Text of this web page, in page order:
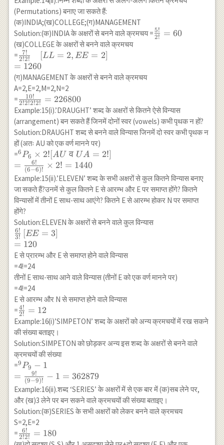
5)!5!} +\frac{7!}{(7-
6)!6!}+\frac{7!}{(7-
7)!7!} \\ =\frac{7
\times 6!}{6!}+\frac{7
\times 6 \times 5!}
{5!\times 2!}+\frac{7
\times 6 \times 5 \times
4!}{4!\times 3 \times 2
\times 4} +\frac{7
\times 6 \times 5 \times
4!}{3 \times 2 \times 1
\times 4!}+\frac{7
\times 6 \times 5!}
{2!\times 5!}+\frac{7
\times 6!}
{1!6!}+\frac{7!}{7!} \\
=7+21+35+35+21+7+1
\\ =127
(Permutations) बनाए जा सकते हैं:
(क)INDIA;(ख)COLLEGE;(ग)MANAGEMENT
Solution:(क)INDIA के अक्षरों से बनने वाले क्रमचय =\frac{5!}
2!
5! = 60
(ख)COLLEGE के अक्षरों से बनने वाले क्रमचय
=\frac{7!}
{2!2!}
\quad[L
L=2, E
E=2] \\
=1260
2!2!
7! [LL = 2, EE = 2]
= 1260
(ग)MANAGEMENT के अक्षरों से बनने वाले क्रमचय
A=2,E=2,M=2,N=2
=\frac{10!}{2
! 2 !
2!2!}=226800
2!2!2!2!
10! = 226800
Example:15(i).’DRAUGHT’ शब्द के अक्षरों से कितने ऐसे विन्यास
(arrangement) बन सकते हैं जिनमें दोनों स्वर (vowels) कभी पृथक न हों?
Solution:DRAUGHT शब्द से बनने वाले विन्यास जिनमें दो स्वर कभी पृथक न
हों (अतः AU को एक वर्ण मानने पर)
={}^6 P_6
\times 2!
[AU
\text{ व }
UA=2!] \\
=\frac{6!}
{(6-6)!}
\times
2!=1440
6P6 × 2![AU व UA = 2!]
=
(6−6)!
6! × 2! = 1440
Example:15(ii).’ELEVEN’ शब्द के सभी अक्षरों से कुल कितने विन्यास बनाए
जा सकते हैं?उनमें से कुल कितने E से आरम्भ और E पर समाप्त होंगे? कितने
विन्यासों में तीनों E साथ-साथ आएंगे? कितने E से आरम्भ होकर N पर समाप्त
होंगे?
Solution:ELEVEN के अक्षरों से बनने वाले कुल विन्यास
\frac{6!}{3!}
\left[EE=3\right]
\\ =120
3!
6! [EE = 3]
= 120
E से प्रारम्भ और E से समाप्त होने वाले विन्यास
=4!=24
तीनों E साथ-साथ आने वाले विन्यास (तीनों E को एक वर्ण मानने पर)
=4!=24
E से आरम्भ और N से समाप्त होने वाले विन्यास
=\frac{4!}
{2!}=12
2!
4! = 12
Example:16(i)’SIMPETON’ शब्द के अक्षरों को अन्य क्रमचयों में रख सकने
की संख्या बताइए।
Solution:SIMPETON को छोड़कर अन्य इस शब्द के अक्षरों से बनने वाले
क्रमचयों की संख्या
={}^9 P_9-1 \\
=\frac{9!}
{(9-
9)!}-1=362879
9P9 − 1
=
(9−9)!
9! − 1 = 362879
Example:16(ii).शब्द ‘SERIES’ के अक्षरों में से एक बार में (क)सब लेने पर,
और (ख)3 लेने पर बन सकने वाले क्रमचयों की संख्या बताइए।
Solution:(क)SERIES के सभी अक्षरों को लेकर बनने वाले क्रमचय
S=2,E=2
=\frac{6!}
2!2!
6! = 180